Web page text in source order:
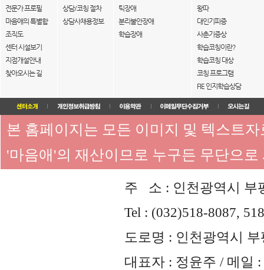
전문가 프로필
마음애의 특별함
조직도
센터 시설보기
지점개설안내
찾아오시는 길
상담/코칭 절차
상담사채용정보
틱장애
분리불안장애
학습장애
왕따
대인기피증
사춘기증상
학습코칭이란?
학습코칭 대상
코칭 프로그램
FIE 인지학습상담
본 홈페이지는 모든 이미지 및 텍스트
'마음애'의 재산이므로 누구든 무단으
주 소 : 인천광역시 부
Tel : (032)518-8087,
도로명 : 인천광역시
대표자 : 정윤주 / 메일 :